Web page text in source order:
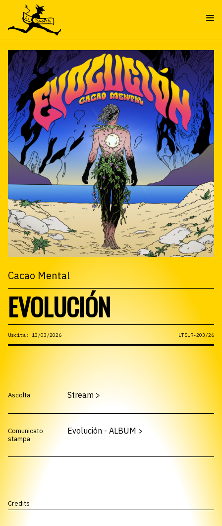
Cacao Mental
EVOLUCIÓN
Uscita: 13/03/2026 LTSUR-203/26
Ascolta Stream >
Comunicato
stampa
Evolución - ALBUM >
Credits